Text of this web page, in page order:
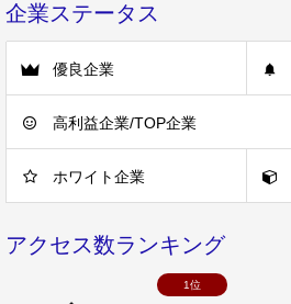
企業ステータス
優良企業
高利益企業/TOP企業
ホワイト企業
アクセス数ランキング
1位